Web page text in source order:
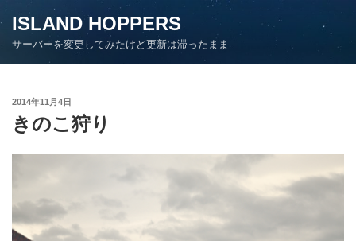
コ
ン
ン
ISLAND HOPPERS
サーバーを変更してみたけど更新は滞ったまま
投
稿
日:
2014年11月4日
きのこ狩り